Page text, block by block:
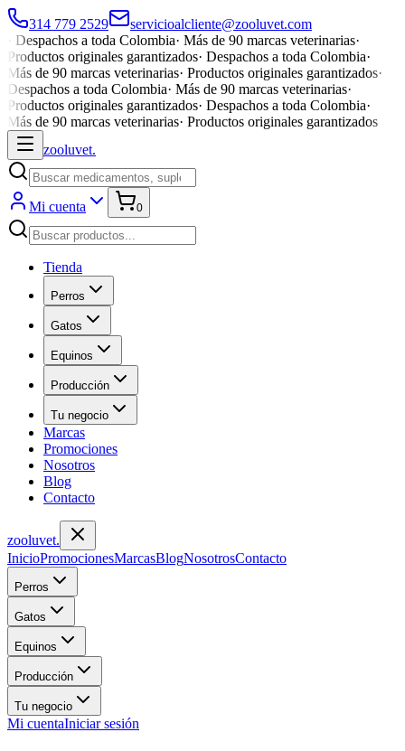
314 779 2529
servicioalcliente@zooluvet.com
Despachos a toda Colombia· Más de 90 marcas veterinarias·
Productos originales garantizados· Despachos a toda Colombia·
Más de 90 marcas veterinarias· Productos originales garantizados·
Despachos a toda Colombia· Más de 90 marcas veterinarias·
Productos originales garantizados· Despachos a toda Colombia·
Más de 90 marcas veterinarias· Productos originales garantizados
zooluvet.
Mi cuenta 0
Tienda
Perros
Gatos
Equinos
Producción
Tu negocio
Marcas
Promociones
Nosotros
Blog
Contacto
zooluvet.
InicioPromocionesMarcasBlogNosotrosContacto
Perros
Gatos
Equinos
Producción
Tu negocio
Mi cuentaIniciar sesión